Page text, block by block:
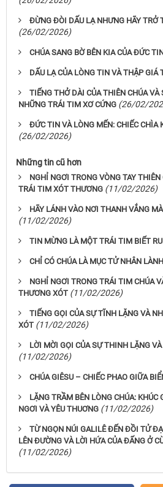
ĐỪNG ĐÒI DẤU LẠ NHƯNG HÃY TRỞ
(26/02/2026)
CHÚA SANG BỜ BÊN KIA CỦA ĐỨC
DẤU LẠ CỦA LÒNG TIN VÀ THẬP GIÁ
TIẾNG THỞ DÀI CỦA THIÊN CHÚA VÀ
NHỮNG TRÁI TIM XƠ CỨNG (26/02/
ĐỨC TIN VÀ LÒNG MẾN: CHIẾC CHÌA
(26/02/2026)
Những tin cũ hơn
NGHỈ NGƠI TRONG VÒNG TAY
TRÁI TIM XÓT THƯƠNG (11/02/2026)
HÃY LÁNH VÀO NƠI THANH VẮNG
(11/02/2026)
TIN MỪNG LÀ MỘT TRÁI TIM BIẾT
CHỈ CÓ CHÚA LÀ MỤC TỬ NHÂN LÀNH
NGHỈ NGƠI TRONG TRÁI TIM CHÚA
THƯƠNG XÓT (11/02/2026)
TIẾNG GỌI CỦA SỰ TĨNH LẶNG VÀ
XÓT (11/02/2026)
LỜI MỜI GỌI CỦA SỰ THINH LẶNG
(11/02/2026)
CHÚA GIÊSU – CHIẾC PHAO GIỮA
LẶNG TRẦM BÊN LÒNG CHÚA: KHÚC
NGƠI VÀ YÊU THUƠNG (11/02/2026)
TỪ NGỌN NÚI GALILÊ ĐẾN ĐỒI TỬ
LÊN ĐƯỜNG VÀ LỜI HỨA CỦA ĐẤNG Ở
(11/02/2026)